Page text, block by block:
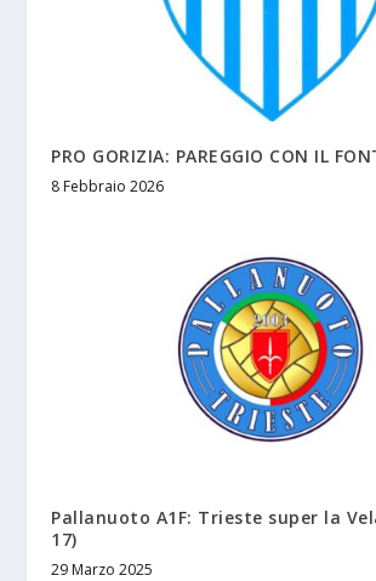
PRO GORIZIA: PAREGGIO CON IL
8 Febbraio 2026
Pallanuoto A1F: Trieste super la
17)
29 Marzo 2025